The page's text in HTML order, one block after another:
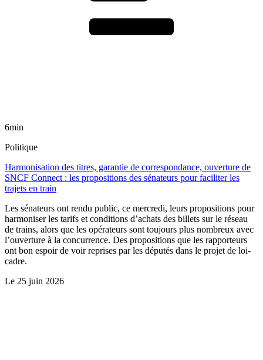
6min
Politique
Harmonisation des titres, garantie de correspondance, ouverture de
SNCF Connect : les propositions des sénateurs pour faciliter les
trajets en train
Les sénateurs ont rendu public, ce mercredi, leurs propositions pour
harmoniser les tarifs et conditions d’achats des billets sur le réseau
de trains, alors que les opérateurs sont toujours plus nombreux avec
l’ouverture à la concurrence. Des propositions que les rapporteurs
ont bon espoir de voir reprises par les députés dans le projet de loi-
cadre.
Le 25 juin 2026